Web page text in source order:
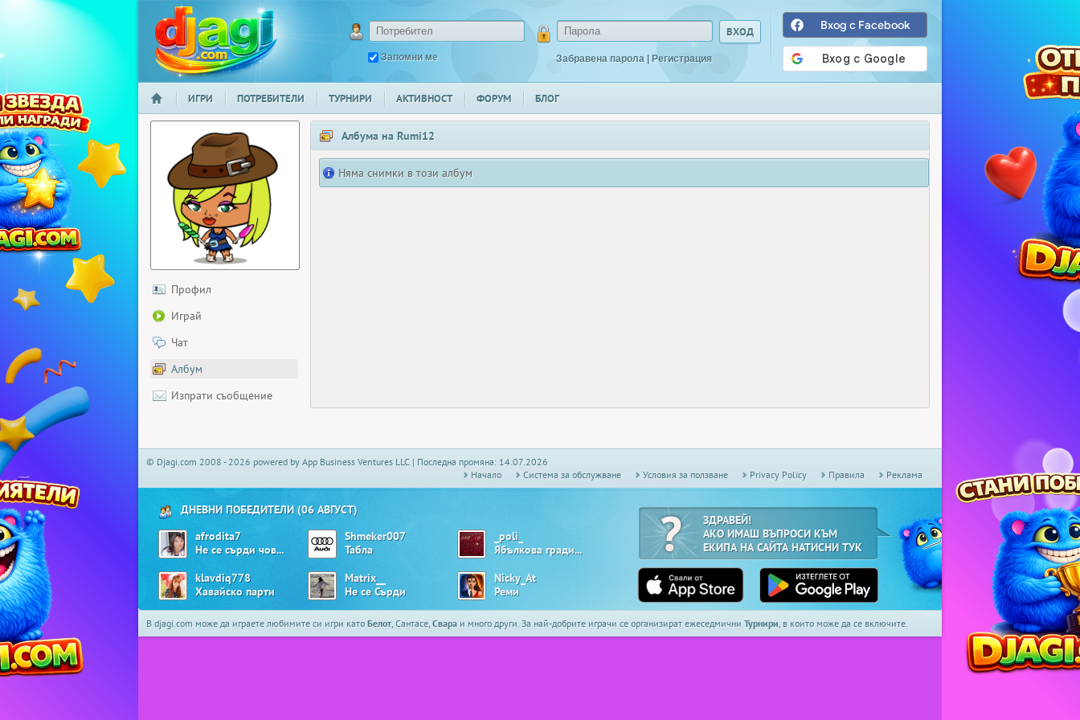
Запомни ме Забравена парола | Регистрация
Вход с Facebook
НАЧАЛО
ИГРИ ПОТРЕБИТЕЛИ ТУРНИРИ АКТИВНОСТ ФОРУМ БЛОГ
Профил
Играй
Чат
Албум
Изпрати съобщение
Албума на Rumi12
Няма снимки в този албум
© Djagi.com 2008 - 2026 powered by App Business Ventures LLC | Последна промяна: 14.07.2026
Начало
Системa за обслужване Условия за ползване Privacy Policy Правила Реклама
ДНЕВНИ ПОБЕДИТЕЛИ (06 АВГУСТ)
afrodita7
Не се сърди човече
Shmeker007
Табла
_poli_
Ябълкова градина
klavdiq778
Хавайско парти
Matrix__
Не се Сърди
Nicky_At
Реми
ЗДРАВЕЙ!
АКО ИМАШ ВЪПРОСИ КЪМ
ЕКИПА НА САЙТА НАТИСНИ ТУК
В djagi.com може да играете любимите си игри като Белот, Сантасе, Свара и много други. За най-добрите играчи се организират ежеседмични Турнири, в които може да се включите.